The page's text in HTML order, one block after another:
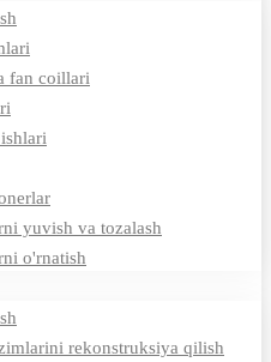
fan coillari
yuvish va tozalash
o'rnatish
rekonstruksiya qilish